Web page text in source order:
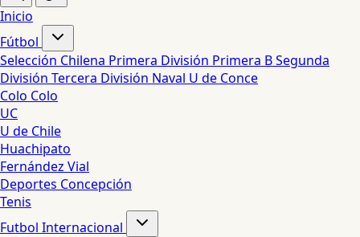
Inicio
Fútbol
Selección Chilena Primera División Primera BSegunda
División Tercera División Naval U de Conce
Colo Colo
UC
U de Chile
Huachipato
Fernández Vial
Deportes Concepción
Tenis
Futbol Internacional